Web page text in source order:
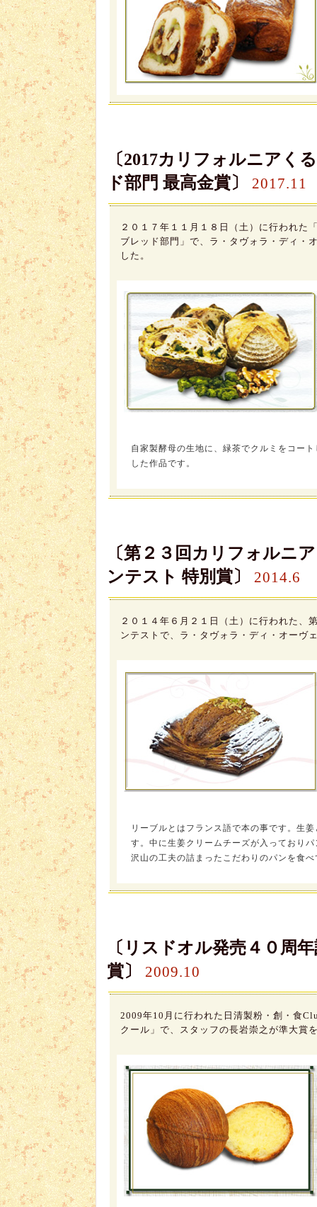
〔2017カリフォルニアく
ド部門 最高金賞〕
2017.11
２０１７年１１月１８日（土）に行われ
ブレッド部門」で、ラ・タヴォラ・ディ・
した。
自家製酵母の生地に、緑茶でクルミをコー
した作品です。
〔第２３回カリフォルニ
ンテスト 特別賞〕
2014.6
２０１４年６月２１日（土）に行われた、
ンテストで、ラ・タヴォラ・ディ・オーヴ
リーブルとはフランス語で本の事です。生
す。中に生姜クリームチーズが入っており
沢山の工夫の詰まったこだわりのパンを食
〔リスドオル発売４０周
賞〕
2009.10
2009年10月に行われた日清製粉・創・食
クール」で、スタッフの長岩崇之が準大賞